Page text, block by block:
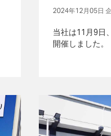
2024年12月05日
当社は11月9日
開催しました。